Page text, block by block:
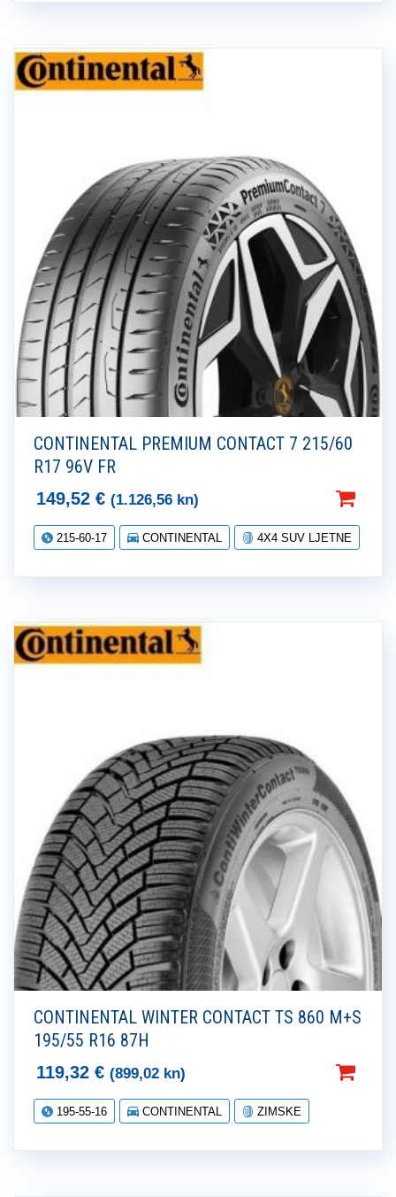
CONTINENTAL PREMIUM CONTACT 7 215/60
R17 96V FR
149,52 € (1.126,56 kn)
215-60-17 CONTINENTAL 4X4 SUV LJETNE
CONTINENTAL WINTER CONTACT TS 860 M+S
195/55 R16 87H
119,32 € (899,02 kn)
195-55-16 CONTINENTAL ZIMSKE